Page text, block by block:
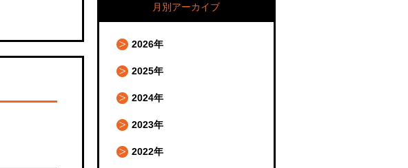
月別アーカイブ
2026年
2025年
2024年
2023年
2022年